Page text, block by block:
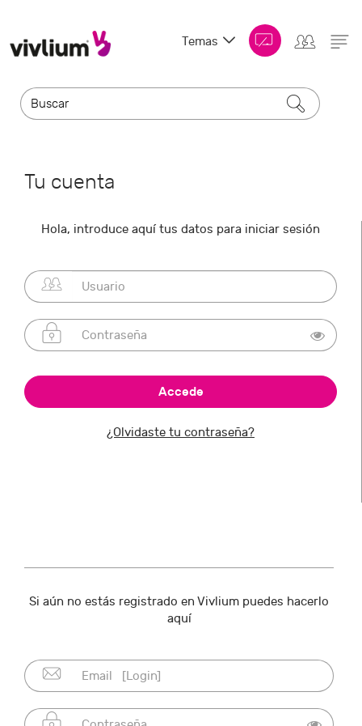
Temas
Tu cuenta
Hola, introduce aquí tus datos para iniciar sesión
¿Olvidaste tu contraseña?
Si aún no estás registrado en Vivlium puedes hacerlo
aquí